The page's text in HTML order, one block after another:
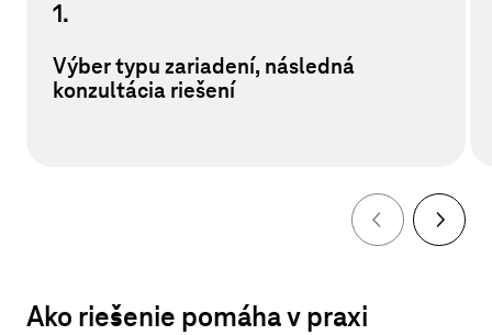
1.
Výber typu zariadení, následná
konzultácia riešení
Ako riešenie pomáha v praxi